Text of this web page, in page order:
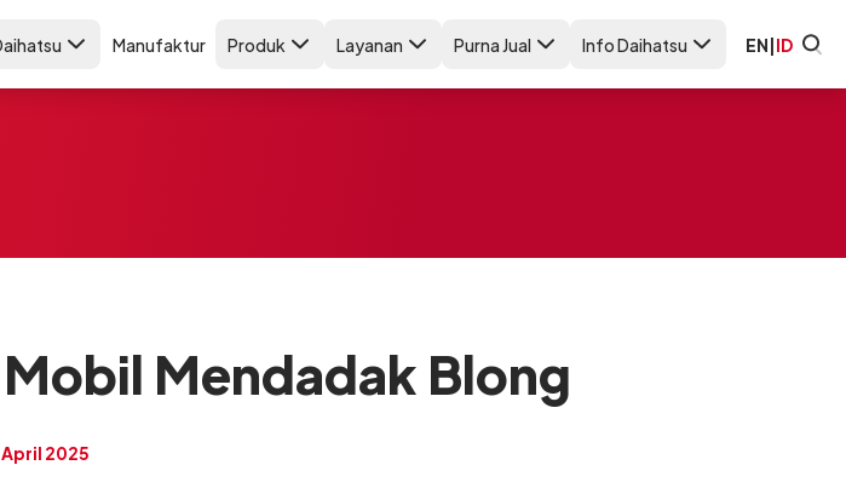
Manufaktur Produk Layanan Purna Jual Info Daihatsu EN|ID
Mendadak Blong
2025